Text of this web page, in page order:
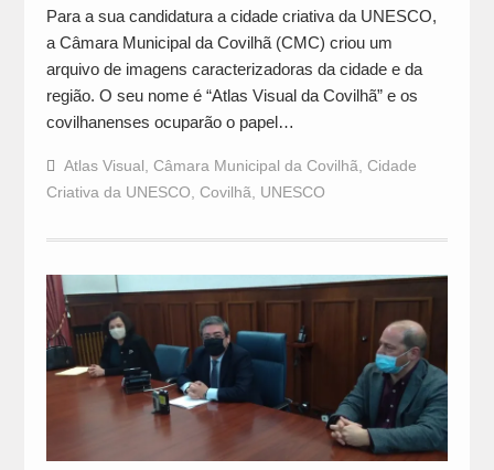
Para a sua candidatura a cidade criativa da UNESCO,
a Câmara Municipal da Covilhã (CMC) criou um
arquivo de imagens caracterizadoras da cidade e da
região. O seu nome é “Atlas Visual da Covilhã” e os
covilhanenses ocuparão o papel…
Atlas Visual Câmara Municipal da Covilhã Cidade
Criativa da UNESCO Covilhã UNESCO